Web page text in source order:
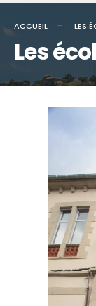
ACCUEIL LES
Les